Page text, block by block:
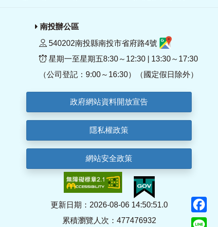
南投辦公區
540202南投縣南投市省府路4號
星期一至星期五8:30～12:30 | 13:30～17:30
（公司登記：9:00～16:30）（國定假日除外）
政府網站資料開放宣告
隱私權政策
網站安全政策
更新日期：2026-08-06 14:50:51.0
累積瀏覽人次：477476932